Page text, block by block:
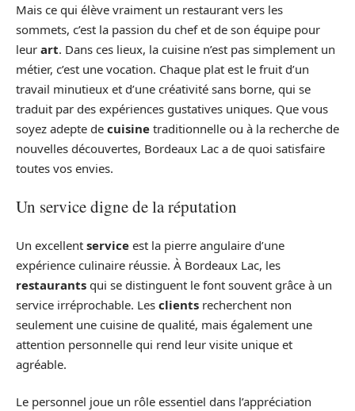
Mais ce qui élève vraiment un restaurant vers les
sommets, c’est la passion du chef et de son équipe pour
leur art. Dans ces lieux, la cuisine n’est pas simplement un
métier, c’est une vocation. Chaque plat est le fruit d’un
travail minutieux et d’une créativité sans borne, qui se
traduit par des expériences gustatives uniques. Que vous
soyez adepte de cuisine traditionnelle ou à la recherche de
nouvelles découvertes, Bordeaux Lac a de quoi satisfaire
toutes vos envies.
Un service digne de la réputation
Un excellent service est la pierre angulaire d’une
expérience culinaire réussie. À Bordeaux Lac, les
restaurants qui se distinguent le font souvent grâce à un
service irréprochable. Les clients recherchent non
seulement une cuisine de qualité, mais également une
attention personnelle qui rend leur visite unique et
agréable.
Le personnel joue un rôle essentiel dans l’appréciation